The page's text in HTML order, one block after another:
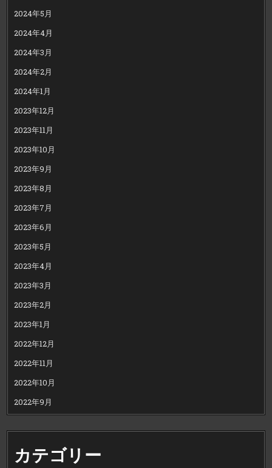
2024年5月
2024年4月
2024年3月
2024年2月
2024年1月
2023年12月
2023年11月
2023年10月
2023年9月
2023年8月
2023年7月
2023年6月
2023年5月
2023年4月
2023年3月
2023年2月
2023年1月
2022年12月
2022年11月
2022年10月
2022年9月
カテゴリー